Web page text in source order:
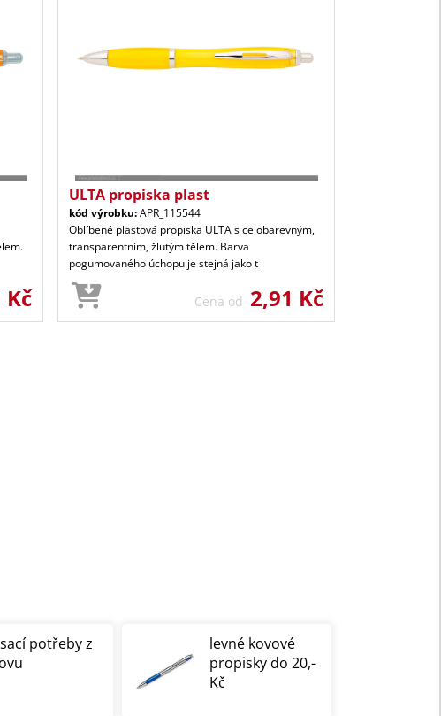
Kč
ULTA propiska plast
kód výrobku:APR_115544
Oblíbené plastová propiska ULTA s celobarevným,
transparentním, žlutým tělem. Barva
pogumovaného úchopu je stejná jako t
Cena od 2,91 Kč
potřeby z
levné kovové
propisky do 20,-
Kč